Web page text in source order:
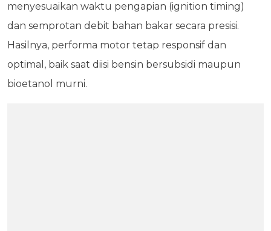
menyesuaikan waktu pengapian (ignition timing)
dan semprotan debit bahan bakar secara presisi.
Hasilnya, performa motor tetap responsif dan
optimal, baik saat diisi bensin bersubsidi maupun
bioetanol murni.